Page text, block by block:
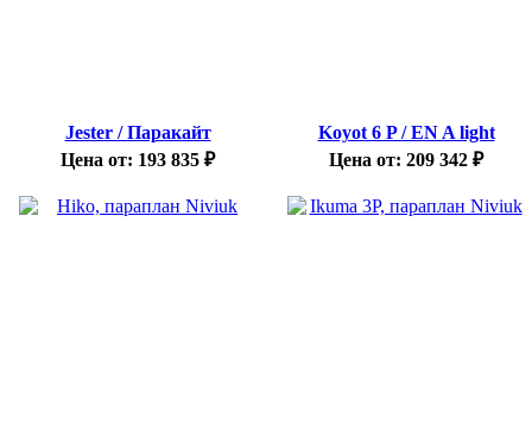
Jester / Паракайт
Цена от: 193 835 ₽
Koyot 6 P / EN A light
Цена от: 209 342 ₽